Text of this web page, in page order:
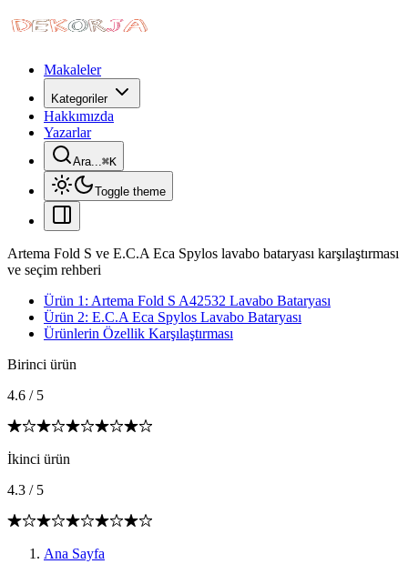
Makaleler
Kategoriler
Hakkımızda
Yazarlar
Ara...⌘K
Toggle theme
Artema Fold S ve E.C.A Eca Spylos lavabo bataryası karşılaştırması
ve seçim rehberi
Ürün 1: Artema Fold S A42532 Lavabo Bataryası
Ürün 2: E.C.A Eca Spylos Lavabo Bataryası
Ürünlerin Özellik Karşılaştırması
Birinci ürün
4.6 / 5
İkinci ürün
4.3 / 5
Ana Sayfa